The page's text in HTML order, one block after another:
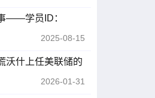
——学员ID：
2025-08-15
沃什上任美联储的
2026-01-31